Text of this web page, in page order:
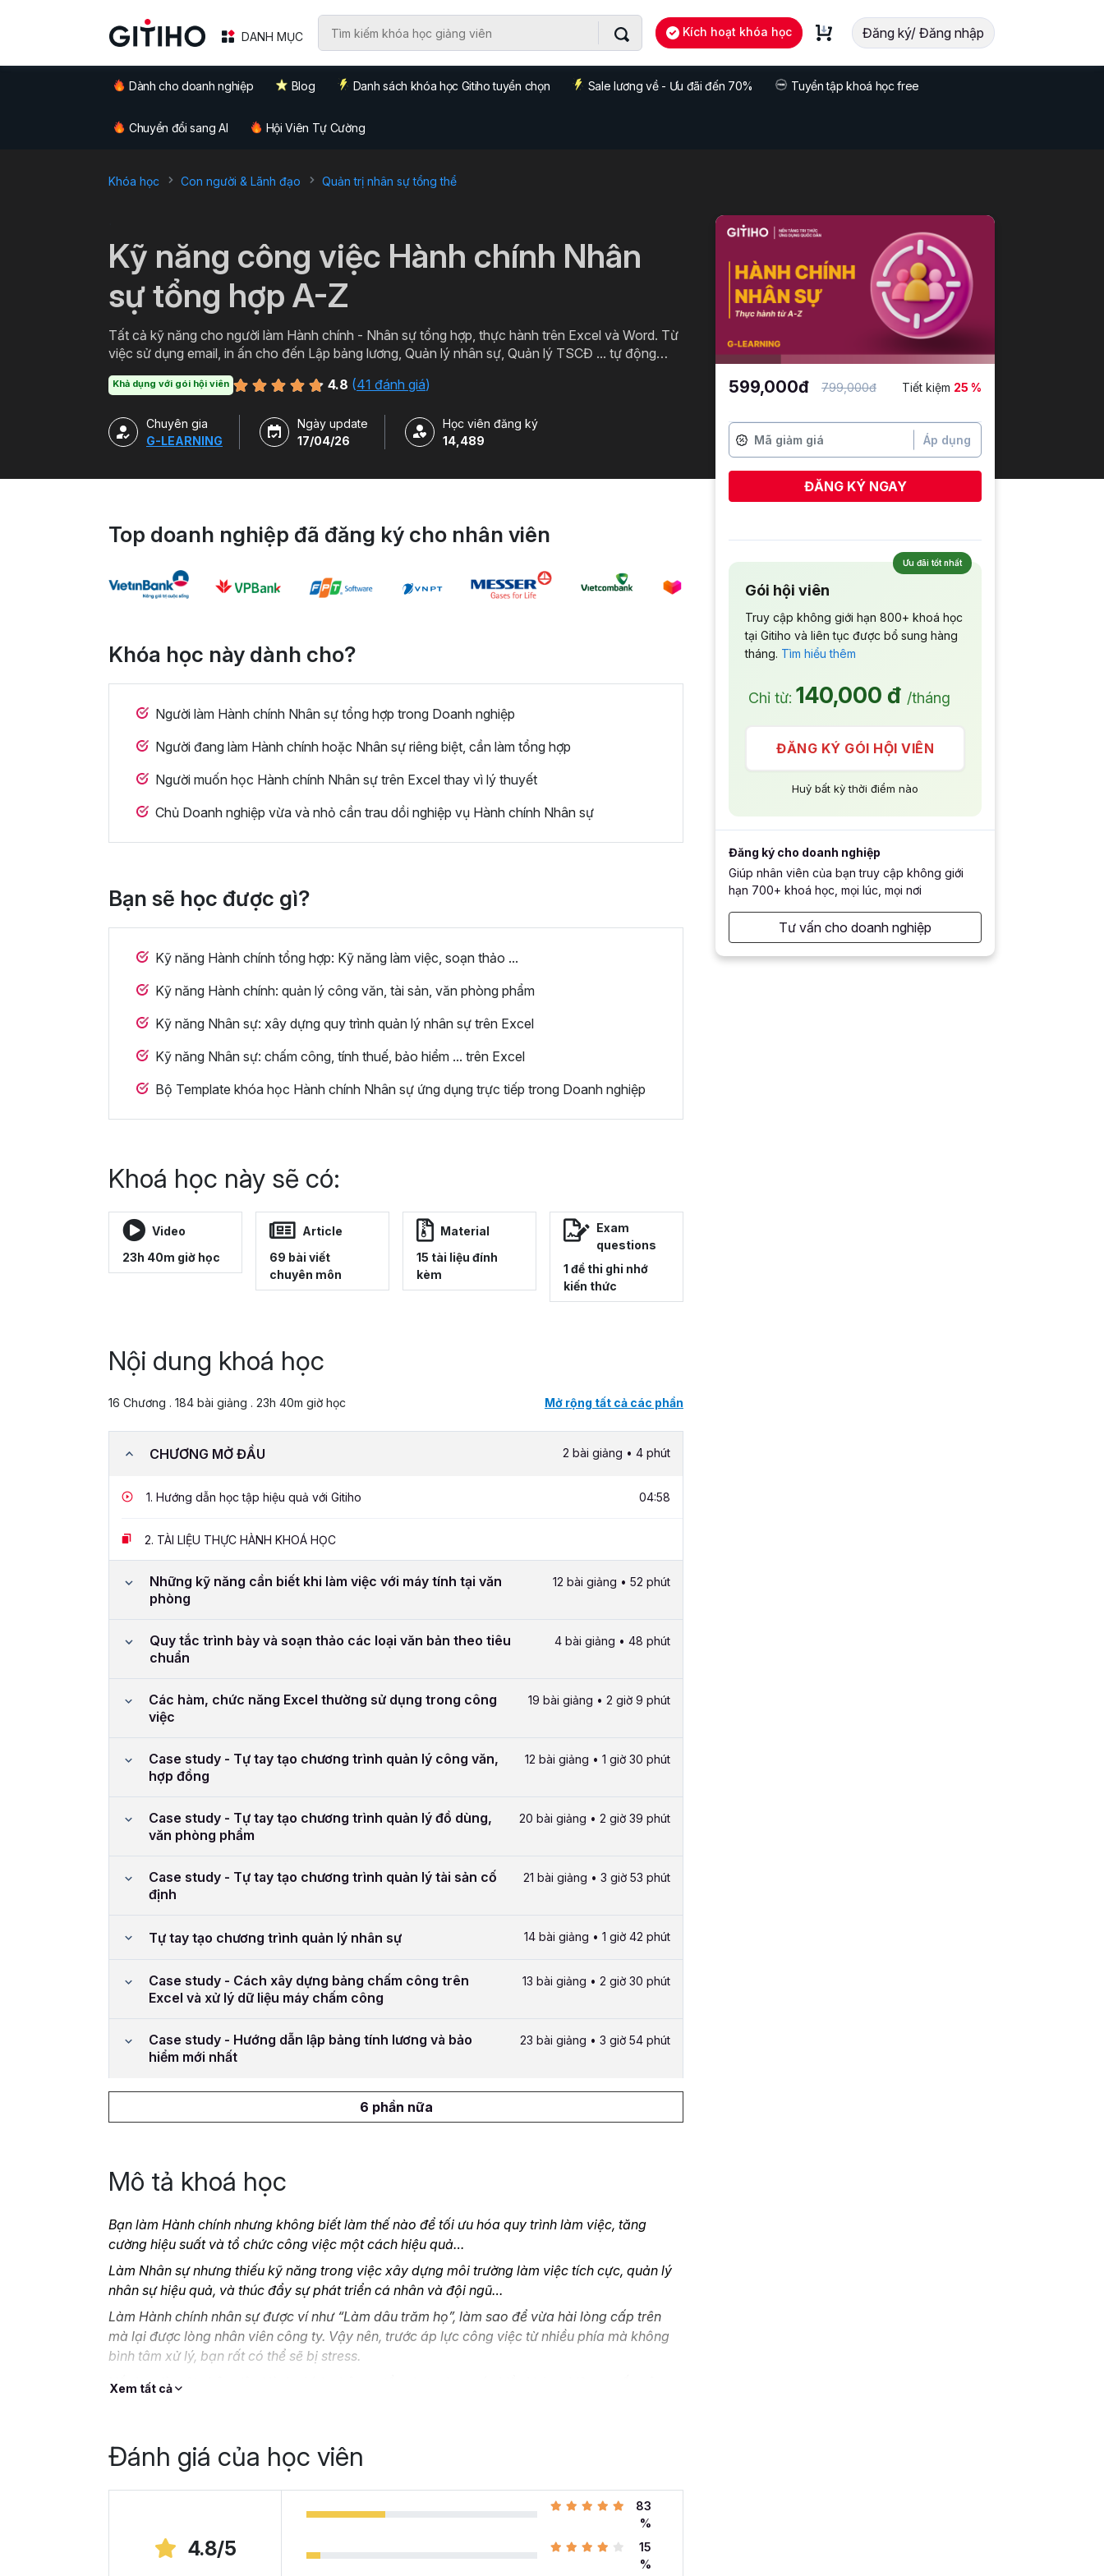
DANH MỤC Kích hoạt khóa học Đăng ký/ Đăng nhập
Dành cho doanh nghiệp Blog Danh sách khóa học Gitiho tuyển chọn Sale lương về - Ưu đãi đến 70% Tuyển tập khoá học free
Chuyển đổi sang AI Hội Viên Tự Cường
Khóa học Con người & Lãnh đạo Quản trị nhân sự tổng thể
Kỹ năng công việc Hành chính Nhân
sự tổng hợp A-Z
Tất cả kỹ năng cho người làm Hành chính - Nhân sự tổng hợp, thực hành trên Excel và Word. Từ
việc sử dụng email, in ấn cho đến Lập bảng lương, Quản lý nhân sự, Quản lý TSCĐ ... tự động
Khả dụng với gói hội viên 4.8 (41 đánh giá)
Chuyên gia
G-LEARNING
Ngày update
17/04/26
Học viên đăng ký
14,489
Top doanh nghiệp đã đăng ký cho nhân viên
Khóa học này dành cho?
Người làm Hành chính Nhân sự tổng hợp trong Doanh nghiệp
Người đang làm Hành chính hoặc Nhân sự riêng biệt, cần làm tổng hợp
Người muốn học Hành chính Nhân sự trên Excel thay vì lý thuyết
Chủ Doanh nghiệp vừa và nhỏ cần trau dồi nghiệp vụ Hành chính Nhân sự
Bạn sẽ học được gì?
Kỹ năng Hành chính tổng hợp: Kỹ năng làm việc, soạn thảo ...
Kỹ năng Hành chính: quản lý công văn, tài sản, văn phòng phẩm
Kỹ năng Nhân sự: xây dựng quy trình quản lý nhân sự trên Excel
Kỹ năng Nhân sự: chấm công, tính thuế, bảo hiểm ... trên Excel
Bộ Template khóa học Hành chính Nhân sự ứng dụng trực tiếp trong Doanh nghiệp
Khoá học này sẽ có:
Video
23h 40m giờ học
Article
69 bài viết
chuyên môn
Material
15 tài liệu đính
kèm
Exam
questions
1 đề thi ghi nhớ
kiến thức
Nội dung khoá học
16 Chương . 184 bài giảng . 23h 40m giờ học Mở rộng tất cả các phần
CHƯƠNG MỞ ĐẦU 2 bài giảng • 4 phút
1. Hướng dẫn học tập hiệu quả với Gitiho 04:58
2. TÀI LIỆU THỰC HÀNH KHOÁ HỌC
Những kỹ năng cần biết khi làm việc với máy tính tại văn
phòng
12 bài giảng • 52 phút
Quy tắc trình bày và soạn thảo các loại văn bản theo tiêu
chuẩn
4 bài giảng • 48 phút
Các hàm, chức năng Excel thường sử dụng trong công
việc
19 bài giảng • 2 giờ 9 phút
Case study - Tự tay tạo chương trình quản lý công văn,
hợp đồng
12 bài giảng • 1 giờ 30 phút
Case study - Tự tay tạo chương trình quản lý đồ dùng,
văn phòng phẩm
20 bài giảng • 2 giờ 39 phút
Case study - Tự tay tạo chương trình quản lý tài sản cố
định
21 bài giảng • 3 giờ 53 phút
Tự tay tạo chương trình quản lý nhân sự 14 bài giảng • 1 giờ 42 phút
Case study - Cách xây dựng bảng chấm công trên
Excel và xử lý dữ liệu máy chấm công
13 bài giảng • 2 giờ 30 phút
Case study - Hướng dẫn lập bảng tính lương và bảo
hiểm mới nhất
23 bài giảng • 3 giờ 54 phút
6 phần nữa
Mô tả khoá học
Bạn làm Hành chính nhưng không biết làm thế nào để tối ưu hóa quy trình làm việc, tăng
cường hiệu suất và tổ chức công việc một cách hiệu quả…
Làm Nhân sự nhưng thiếu kỹ năng trong việc xây dựng môi trường làm việc tích cực, quản lý
nhân sự hiệu quả, và thúc đẩy sự phát triển cá nhân và đội ngũ…
Làm Hành chính nhân sự được ví như “Làm dâu trăm họ”, làm sao để vừa hài lòng cấp trên
mà lại được lòng nhân viên công ty. Vậy nên, trước áp lực công việc từ nhiều phía mà không
bình tâm xử lý, bạn rất có thể sẽ bị stress.
Nếu bạn là một nhân viên Hành chính nhân sự tổng hợp chưa có nhiều kinh nghiệm, muốn nâng
Tại sao bạn nên chọn khóa học HCNSG02 tại
Khóa học giúp bạn tự học nghiệp vụ
với 24 giờ học chuyên sâu cho 176 kỹ
năng cần thiết. Lộ trình 14 chương học giúp bạn nắm vững các kỹ năng cho nghề hành chính
Xem tất cả
Đánh giá của học viên
4.8/5
83
%
15
%
599,000đ 799,000đ Tiết kiệm 25 %
Áp dụng
ĐĂNG KÝ NGAY
Ưu đãi tốt nhất
Gói hội viên
Truy cập không giới hạn 800+ khoá học
tại Gitiho và liên tục được bổ sung hàng
tháng. Tìm hiểu thêm
Chỉ từ: 140,000 đ /tháng
ĐĂNG KÝ GÓI HỘI VIÊN
Huỷ bất kỳ thời điểm nào
Đăng ký cho doanh nghiệp
Giúp nhân viên của bạn truy cập không giới
hạn 700+ khoá học, mọi lúc, mọi nơi
Tư vấn cho doanh nghiệp